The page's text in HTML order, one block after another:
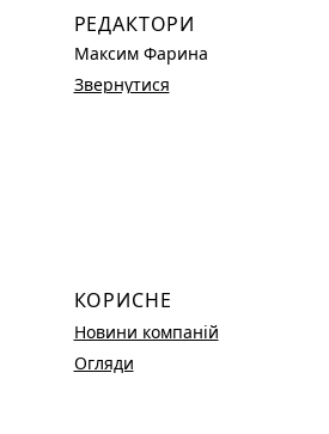
РЕДАКТОРИ
Максим Фарина
Звернутися
КОРИСНЕ
Новини компаній
Огляди